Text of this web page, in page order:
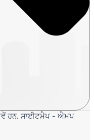
ਹਨ. ਸਾਈਟਮੈਪ - ਐਮਪ